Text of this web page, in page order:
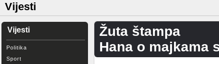
Vijesti
Vijesti
Politika
Sport
Žuta štampa
Hana o majkama